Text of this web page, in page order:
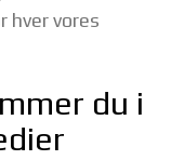
vores
du i